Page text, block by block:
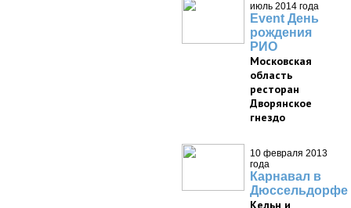
июль 2014 года
Event День
рождения
РИО
Московская
область
ресторан
Дворянское
гнездо
10 февраля 2013
года
Карнавал в
Дюссельдорфе
Кельн и